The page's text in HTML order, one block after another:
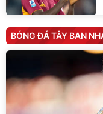
BÓNG ĐÁ TÂY BAN